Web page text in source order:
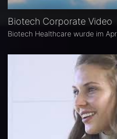
Biotech Corporate Video